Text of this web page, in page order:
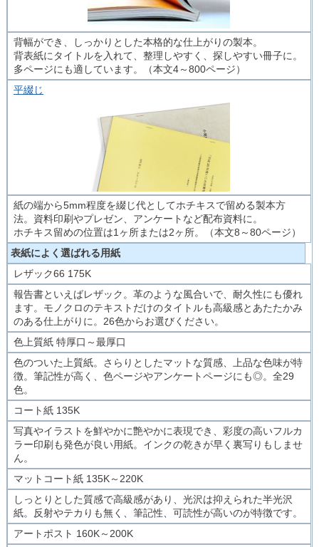
背幅ができ、しっかりとした本格的な仕上がりの製本。
背表紙にタイトルを入れて、整理しやすく、探しやすい冊子に。
多ページにも適しています。（本文4～800ページ）
平綴じ
紙の端から5mm程度を綴じ代としてホチキスで留める製本方
法。資料印刷やプレゼン、アンケートなど配布資料に。
ホチキス留めの位置は1ヶ所または2ヶ所。（本文8～80ページ）
表紙によく選ばれる用紙
レザック66 175K
報告書といえばレザック。革のような風合いで、耐久性にも優れ
ます。モノクロのテキストだけのタイトルも高級感とあたたかみ
のある仕上がりに。26色からお選びください。
色上質紙 特厚口～最厚口
色のついた上質紙。さらりとしたマットな質感、上品な色味が特
徴。筆記性が高く、色ページやアンケートページにも◎。全29
色。
コート紙 135K
写真やイラストを鮮やかに艶やかに表現でき、彩度の高いフルカ
ラー印刷も発色が良い用紙。インクの乾きが早く裏写りもしませ
ん。
マットコート紙 135K～220K
しっとりとした質感で高級感があり、光沢は抑えられた半光沢
紙。反射やテカりも無く、筆記性、可読性が高いのが特徴です。
アートポスト 160K～200K